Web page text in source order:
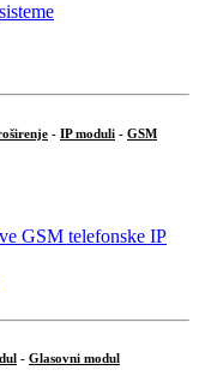
- IP moduli - GSM
- Glasovni modul